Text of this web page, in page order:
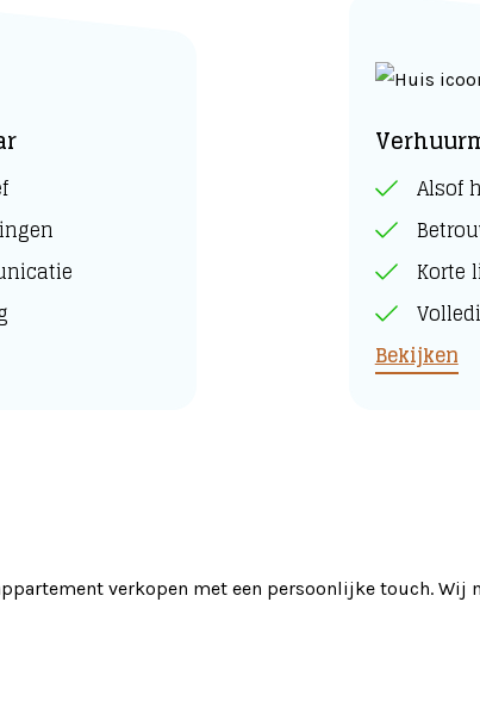
Alsof
Korte
Bekijken
verkopen met een persoonlijke touch.